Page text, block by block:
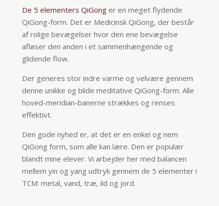
De 5 elementers QiGonger en meget flydende
QiGong-form. Det er Medicinsk QiGong, der består
af rolige bevægelser hvor den ene bevægelse
afløser den anden i et sammenhængende og
glidende flow.
Der generes stor indre varme og velvære gennem
denne unikke og blide meditative QiGong-form. Alle
hoved-meridian-banerne strækkes og renses
effektivt.
Den gode nyhed er, at det er en enkel og nem
QiGong form, som alle kan lære. Den er populær
blandt mine elever. Vi arbejder her med balancen
mellem yin og yang udtryk gennem de 5 elementer i
TCM: metal, vand, træ, ild og jord.